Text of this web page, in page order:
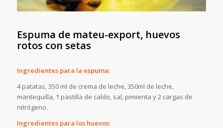
Espuma de mateu-export, huevos
rotos con setas
Ingredientes para la espuma:
4 patatas, 350 ml de crema de leche, 350ml de leche,
mantequilla, 1 pastilla de caldo, sal, pimienta y 2 cargas de
nitrógeno.
Ingredientes para los huevos: